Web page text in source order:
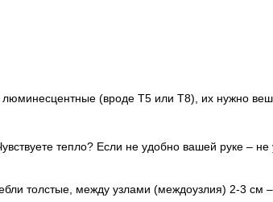
(вроде Т5 или Т8), их нужно
тепло? Если не удобно вашей руке –
толстые, между узлами (междоузлия) 2-3 см –